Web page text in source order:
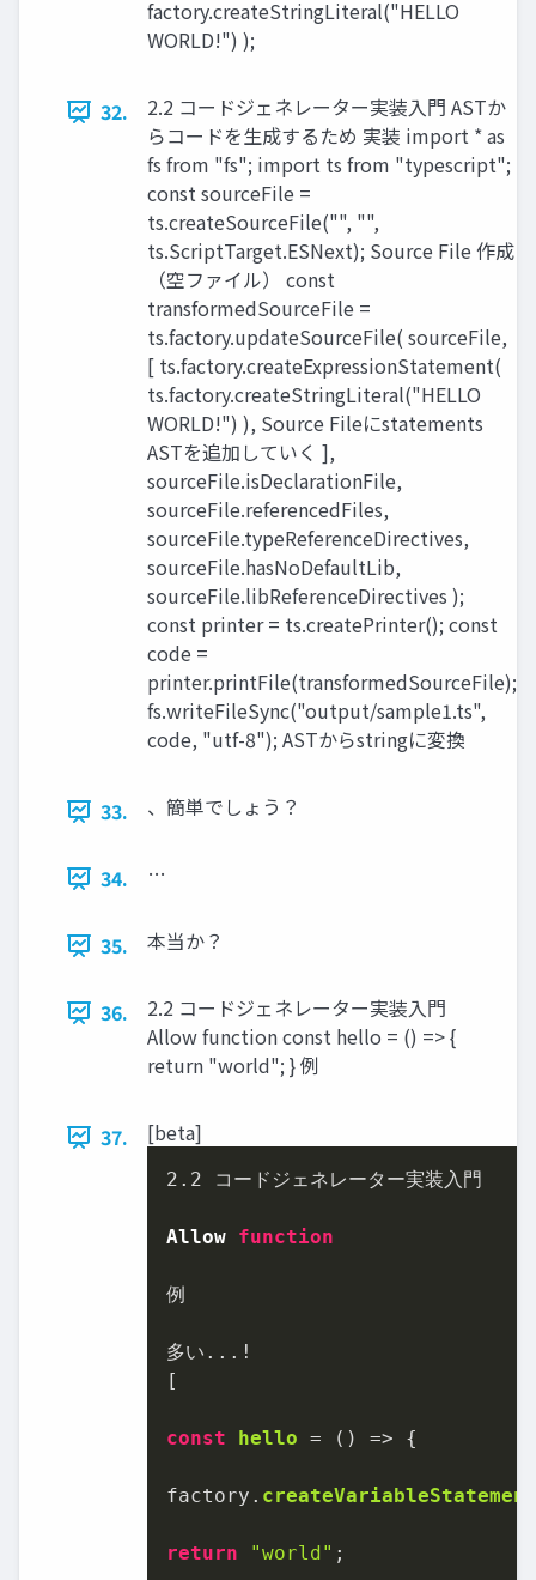
factory.createStringLiteral("HELLO
WORLD!") );
32.
2.2 コードジェネレーター実装入門 ASTか
らコードを生成するため 実装 import * as
fs from "fs"; import ts from "typescript";
const sourceFile =
ts.createSourceFile("", "",
ts.ScriptTarget.ESNext); Source File 作成
（空ファイル） const
transformedSourceFile =
ts.factory.updateSourceFile( sourceFile,
[ ts.factory.createExpressionStatement(
ts.factory.createStringLiteral("HELLO
WORLD!") ), Source Fileにstatements
ASTを追加していく ],
sourceFile.isDeclarationFile,
sourceFile.referencedFiles,
sourceFile.typeReferenceDirectives,
sourceFile.hasNoDefaultLib,
sourceFile.libReferenceDirectives );
const printer = ts.createPrinter(); const
code =
printer.printFile(transformedSourceFile);
fs.writeFileSync("output/sample1.ts",
code, "utf-8"); ASTからstringに変換
33. 、簡単でしょう？
34. …
35. 本当か？
36.
2.2 コードジェネレーター実装入門
Allow function const hello = () => {
return "world"; } 例
37. [beta]
2.2 コードジェネレーター実装入門
Allow function
例
多い...!
[
const hello = ( ) => {
factory. createVariableStatement
return "world" ;